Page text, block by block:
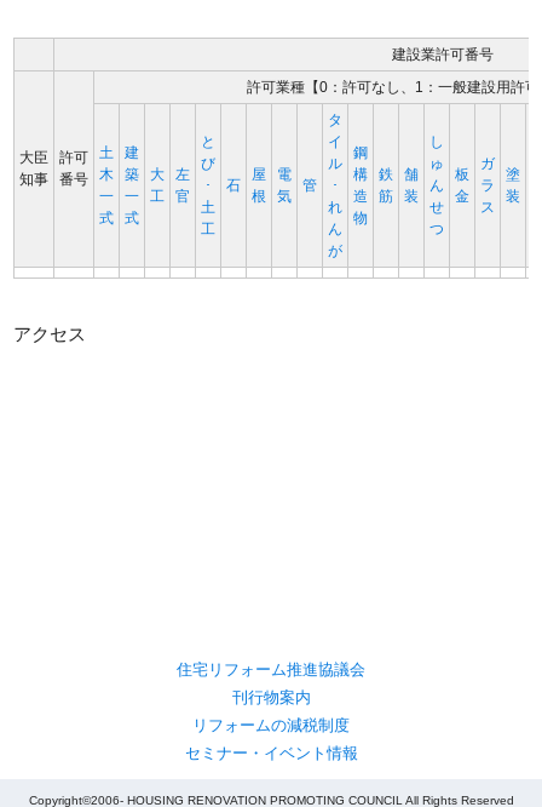
建設業許可番号
大臣
知事
許可
番号
許可業種【0：許可なし、1：一般建設用許
土
木
一
式
建
築
一
式
大
工
左
官
と
び
･
土
工
石
屋
根
電
気
管
タ
イ
ル
･
れ
ん
が
鋼
構
造
物
鉄
筋
舗
装
し
ゅ
ん
せ
つ
板
金
ガ
ラ
ス
塗
装
アクセス
住宅リフォーム推進協議会
刊行物案内
リフォームの減税制度
セミナー・イベント情報
Copyright©2006- HOUSING RENOVATION PROMOTING COUNCIL All Rights Reserved